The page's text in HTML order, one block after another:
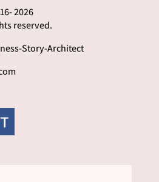
2026
reserved.
Story-Architect